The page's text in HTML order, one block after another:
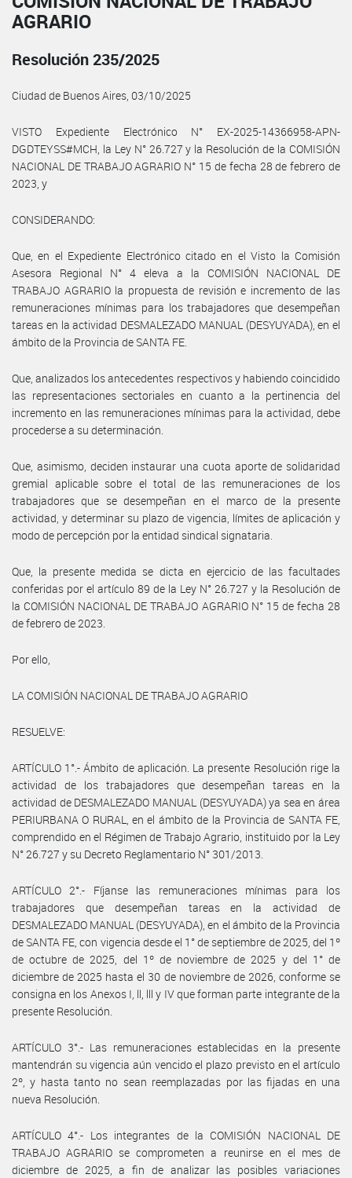
AGRARIO
Resolución 235/2025
Ciudad de Buenos Aires, 03/10/2025
VISTO Expediente Electrónico N° EX-2025-14366958-APN-
DGDTEYSS#MCH, la Ley N° 26.727 y la Resolución de la COMISIÓN
NACIONAL DE TRABAJO AGRARIO N° 15 de fecha 28 de febrero de
2023, y
CONSIDERANDO:
Que, en el Expediente Electrónico citado en el Visto la Comisión
Asesora Regional N° 4 eleva a la COMISIÓN NACIONAL DE
TRABAJO AGRARIO la propuesta de revisión e incremento de las
remuneraciones mínimas para los trabajadores que desempeñan
tareas en la actividad DESMALEZADO MANUAL (DESYUYADA), en el
ámbito de la Provincia de SANTA FE.
Que, analizados los antecedentes respectivos y habiendo coincidido
las representaciones sectoriales en cuanto a la pertinencia del
incremento en las remuneraciones mínimas para la actividad, debe
procederse a su determinación.
Que, asimismo, deciden instaurar una cuota aporte de solidaridad
gremial aplicable sobre el total de las remuneraciones de los
trabajadores que se desempeñan en el marco de la presente
actividad, y determinar su plazo de vigencia, límites de aplicación y
modo de percepción por la entidad sindical signataria.
Que, la presente medida se dicta en ejercicio de las facultades
conferidas por el artículo 89 de la Ley N° 26.727 y la Resolución de
la COMISIÓN NACIONAL DE TRABAJO AGRARIO N° 15 de fecha 28
de febrero de 2023.
Por ello,
LA COMISIÓN NACIONAL DE TRABAJO AGRARIO
RESUELVE:
ARTÍCULO 1°.- Ámbito de aplicación. La presente Resolución rige la
actividad de los trabajadores que desempeñan tareas en la
actividad de DESMALEZADO MANUAL (DESYUYADA) ya sea en área
PERIURBANA O RURAL, en el ámbito de la Provincia de SANTA FE,
comprendido en el Régimen de Trabajo Agrario, instituido por la Ley
N° 26.727 y su Decreto Reglamentario N° 301/2013.
ARTÍCULO 2°.- Fíjanse las remuneraciones mínimas para los
trabajadores que desempeñan tareas en la actividad de
DESMALEZADO MANUAL (DESYUYADA), en el ámbito de la Provincia
de SANTA FE, con vigencia desde el 1° de septiembre de 2025, del 1º
de octubre de 2025, del 1º de noviembre de 2025 y del 1° de
diciembre de 2025 hasta el 30 de noviembre de 2026, conforme se
consigna en los Anexos I, ll, lll y IV que forman parte integrante de la
presente Resolución.
ARTÍCULO 3°.- Las remuneraciones establecidas en la presente
mantendrán su vigencia aún vencido el plazo previsto en el artículo
2º, y hasta tanto no sean reemplazadas por las fijadas en una
nueva Resolución.
ARTÍCULO 4°.- Los integrantes de la COMISIÓN NACIONAL DE
TRABAJO AGRARIO se comprometen a reunirse en el mes de
diciembre de 2025, a fin de analizar las posibles variaciones